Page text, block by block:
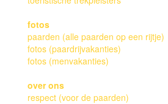
fotos
paarden (alle paarden op een rijtje)
fotos (paardrijvakanties)
fotos (menvakanties)
over ons
respect (voor de paarden)